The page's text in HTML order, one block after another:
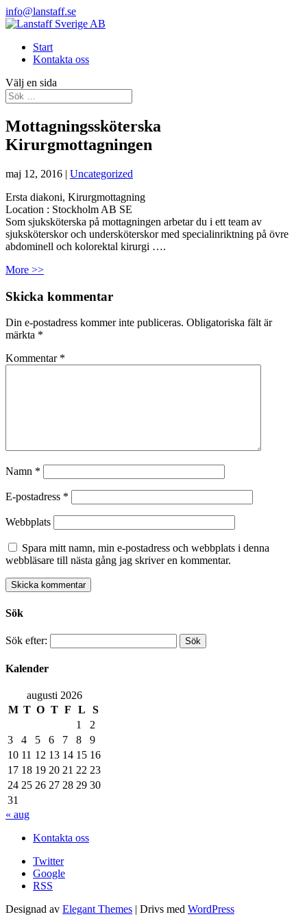
info@lanstaff.se
Start
Kontakta oss
Välj en sida
Mottagningssköterska
Kirurgmottagningen
maj 12, 2016 | Uncategorized
Ersta diakoni, Kirurgmottagning
Location : Stockholm AB SE
Som sjuksköterska på mottagningen arbetar du i ett team av
sjuksköterskor och undersköterskor med specialinriktning på övre
abdominell och kolorektal kirurgi ….
More >>
Skicka kommentar
Din e-postadress kommer inte publiceras. Obligatoriska fält är
märkta *
Kommentar *
Namn *
E-postadress *
Webbplats
Spara mitt namn, min e-postadress och webbplats i denna
webbläsare till nästa gång jag skriver en kommentar.
Sök
Sök efter:
Kalender
augusti 2026
M T O T F L
S
1
2
3
4 5 6 7 8
9
10 11 12 13 14 15 16
17 18 19 20 21 22 23
24 25 26 27 28 29 30
31
« aug
Kontakta oss
Twitter
Google
RSS
Designad av Elegant Themes | Drivs med WordPress